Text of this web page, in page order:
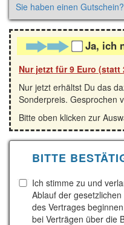
Sie haben einen Gutschein?
Ja, ich
Nur jetzt für 9 Euro (statt
Nur jetzt erhältst Du das
Sonderpreis. Gesprochen
Bitte oben klicken zur
BITTE
Ich stimme zu und
Ablauf der
des Vertrages
bei Verträgen über die